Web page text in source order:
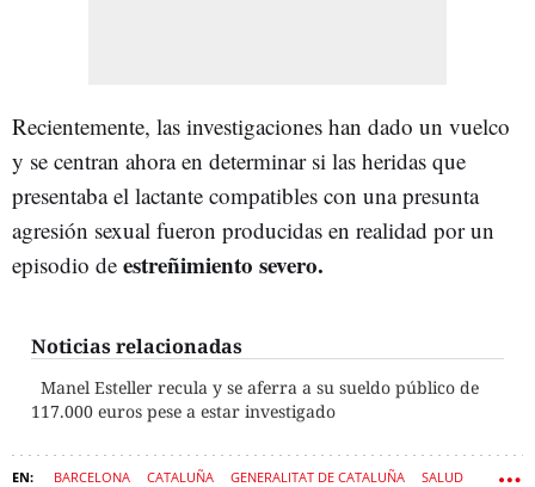
Recientemente, las investigaciones han dado un vuelco
y se centran ahora en determinar si las heridas que
presentaba el lactante compatibles con una presunta
agresión sexual fueron producidas en realidad por un
episodio de estreñimiento severo.
Noticias relacionadas
Manel Esteller recula y se aferra a su sueldo público de
117.000 euros pese a estar investigado
BARCELONA CATALUÑA GENERALITAT DE CATALUÑA SALUD